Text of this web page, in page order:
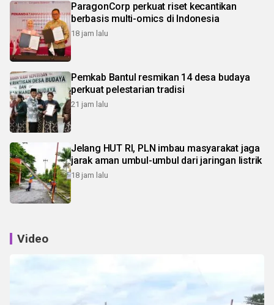
ParagonCorp perkuat riset kecantikan
berbasis multi-omics di Indonesia
18 jam lalu
Pemkab Bantul resmikan 14 desa budaya
perkuat pelestarian tradisi
21 jam lalu
Jelang HUT RI, PLN imbau masyarakat jaga
jarak aman umbul-umbul dari jaringan listrik
18 jam lalu
Video